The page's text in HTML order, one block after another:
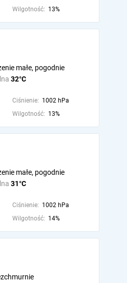
Wilgotność: 13%
32°C
małe, pogodnie
Ciśnienie: 1002 hPa
Wilgotność: 13%
31°C
małe, pogodnie
Ciśnienie: 1002 hPa
Wilgotność: 14%